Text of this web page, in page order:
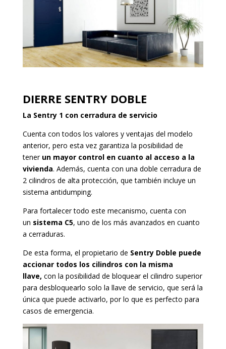
DIERRE SENTRY DOBLE
La Sentry 1 con cerradura de servicio
Cuenta con todos los valores y ventajas del modelo
anterior, pero esta vez garantiza la posibilidad de
tener un mayor control en cuanto al acceso a la
vivienda. Además, cuenta con una doble cerradura de
2 cilindros de alta protección, que también incluye un
sistema antidumping.
Para fortalecer todo este mecanismo, cuenta con
un sistema C5, uno de los más avanzados en cuanto
a cerraduras.
De esta forma, el propietario de Sentry Doble puede
accionar todos los cilindros con la misma
llave, con la posibilidad de bloquear el cilindro superior
para desbloquearlo solo la llave de servicio, que será la
única que puede activarlo, por lo que es perfecto para
casos de emergencia.